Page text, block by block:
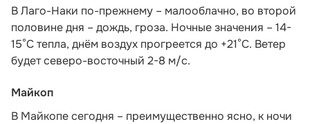
В Лаго-Наки по-прежнему – малооблачно, во второй
половине дня – дождь, гроза. Ночные значения – 14-
15°С тепла, днём воздух прогреется до +21°С. Ветер
будет северо-восточный 2-8 м/с.
Майкоп
В Майкопе сегодня – преимущественно ясно, к ночи